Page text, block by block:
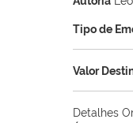
Tipo de
Valor
Detalhes